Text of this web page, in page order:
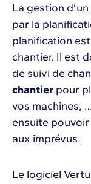
La gestion
par la
planification
chantier. Il est
de suivi de
chantier pour
vos machines,
ensuite
aux imprévus.
Le logiciel